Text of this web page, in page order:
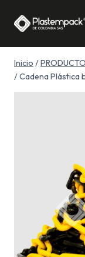
Inicio /
/Cadena Plástica